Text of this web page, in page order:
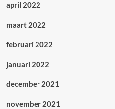
april 2022
maart 2022
februari 2022
januari 2022
december 2021
november 2021